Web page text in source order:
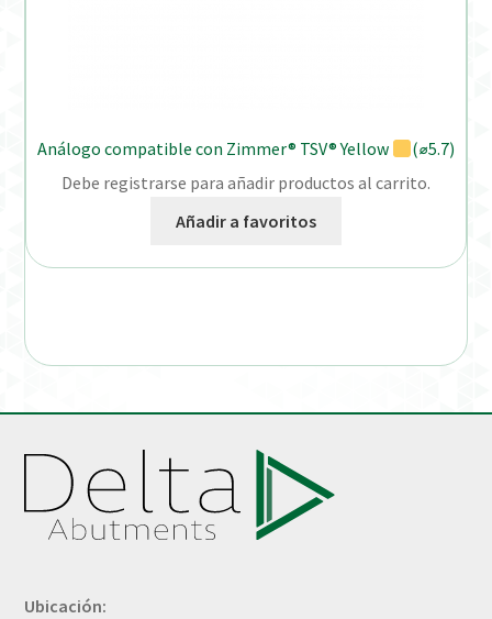
Análogo compatible con Zimmer® TSV® Yellow
(⌀5.7)
Debe registrarse para añadir productos al carrito.
Añadir a favoritos
Ubicación: